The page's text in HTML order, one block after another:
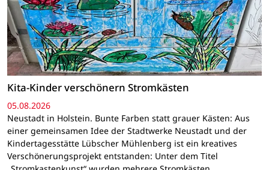
Kita-Kinder verschönern Stromkästen
05.08.2026
Neustadt in Holstein. Bunte Farben statt grauer Kästen: Aus
einer gemeinsamen Idee der Stadtwerke Neustadt und der
Kindertagesstätte Lübscher Mühlenberg ist ein kreatives
Verschönerungsprojekt entstanden: Unter dem Titel